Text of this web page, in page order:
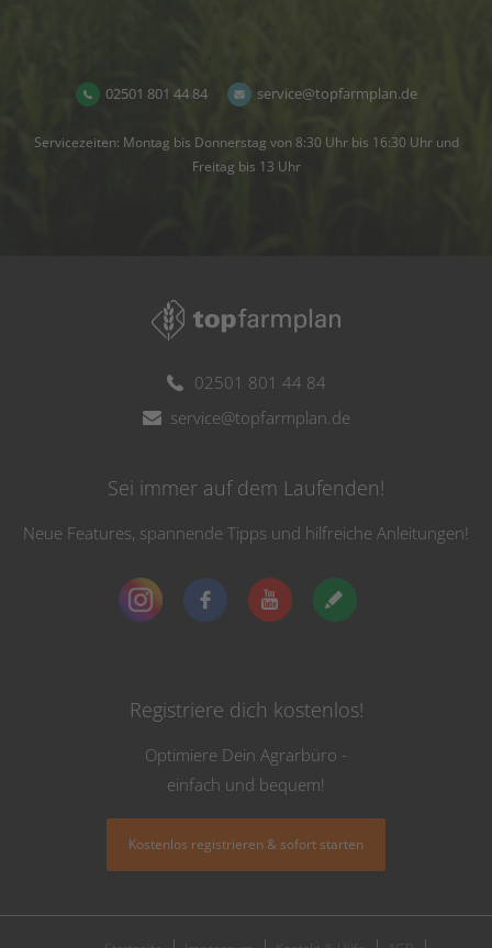
02501 801 44 84 service@topfarmplan.de
Servicezeiten: Montag bis Donnerstag von 8:30 Uhr bis 16:30 Uhr und
Freitag bis 13 Uhr
02501 801 44 84
service@topfarmplan.de
Sei immer auf dem Laufenden!
Neue Features, spannende Tipps und hilfreiche Anleitungen!
Registriere dich kostenlos!
Optimiere Dein Agrarbüro -
einfach und bequem!
Kostenlos registrieren & sofort starten